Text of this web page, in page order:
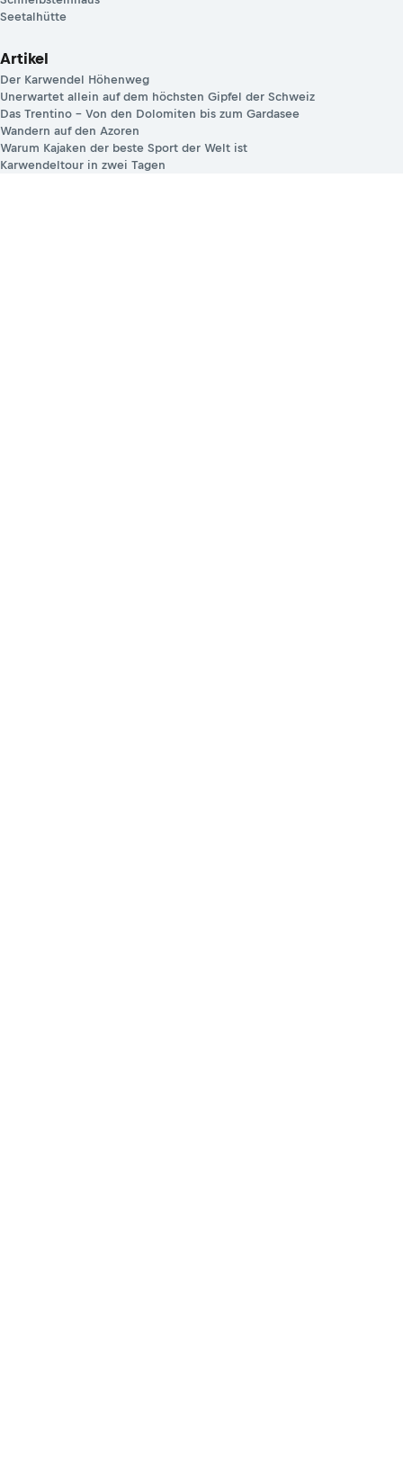
Seetalhütte
Artikel
Der Karwendel Höhenweg
Unerwartet allein auf dem höchsten Gipfel der Schweiz
Das Trentino – Von den Dolomiten bis zum Gardasee
Wandern auf den Azoren
Warum Kajaken der beste Sport der Welt ist
Karwendeltour in zwei Tagen